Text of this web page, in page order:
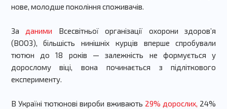
нове, молодше покоління споживачів.
За даними Всесвітньої організації охорони здоров’я
(ВООЗ), більшість нинішніх курців вперше спробували
тютюн до 18 років — залежність не формується у
дорослому віці, вона починається з підліткового
експерименту.
В Україні тютюнові вироби вживають 29% дорослих, 24%